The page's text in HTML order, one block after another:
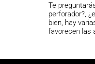
Te
perforador?,
bien, hay
favorecen las